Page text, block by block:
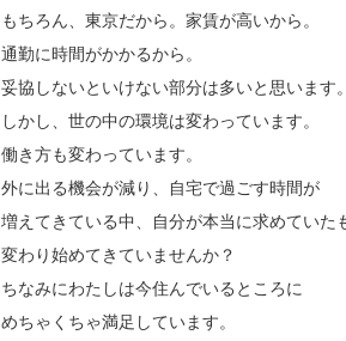
もちろん、東京だから。家賃が高いから。
通勤に時間がかかるから。
妥協しないといけない部分は多いと思います。
しかし、世の中の環境は変わっています。
働き方も変わっています。
外に出る機会が減り、自宅で過ごす時間が
増えてきている中、自分が本当に求めていた
変わり始めてきていませんか？
ちなみにわたしは今住んでいるところに
めちゃくちゃ満足しています。